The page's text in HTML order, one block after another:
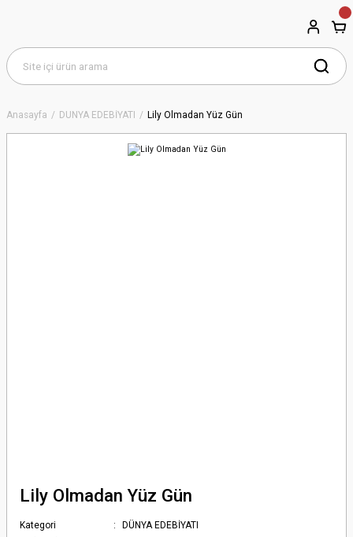
Anasayfa DÜNYA EDEBİYATI Lily Olmadan Yüz Gün
Lily Olmadan Yüz Gün
Kategori
DÜNYA EDEBİYATI